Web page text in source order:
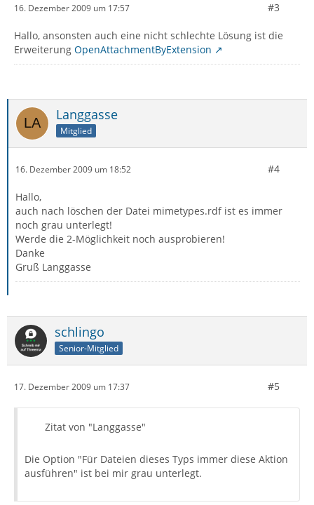
16. Dezember 2009 um 17:57 #3
Hallo, ansonsten auch eine nicht schlechte Lösung ist die
Erweiterung OpenAttachmentByExtension
Langgasse
Mitglied
16. Dezember 2009 um 18:52 #4
Hallo,
auch nach löschen der Datei mimetypes.rdf ist es immer
noch grau unterlegt!
Werde die 2-Möglichkeit noch ausprobieren!
Danke
Gruß Langgasse
schlingo
Senior-Mitglied
17. Dezember 2009 um 17:37 #5
Zitat von "Langgasse"
Die Option "Für Dateien dieses Typs immer diese Aktion
ausführen" ist bei mir grau unterlegt.